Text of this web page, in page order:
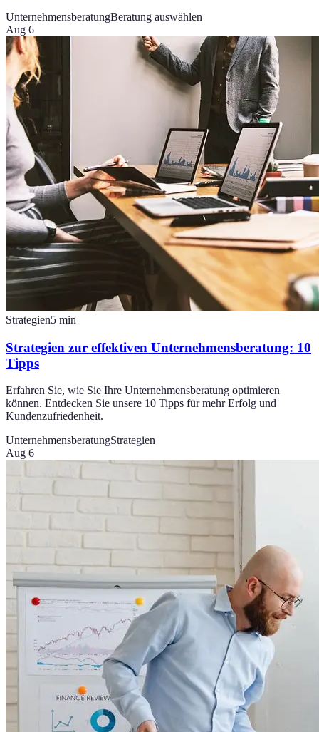
UnternehmensberatungBeratung auswählen
Aug 6
Strategien5 min
Strategien zur effektiven Unternehmensberatung: 10
Tipps
Erfahren Sie, wie Sie Ihre Unternehmensberatung optimieren
können. Entdecken Sie unsere 10 Tipps für mehr Erfolg und
Kundenzufriedenheit.
UnternehmensberatungStrategien
Aug 6